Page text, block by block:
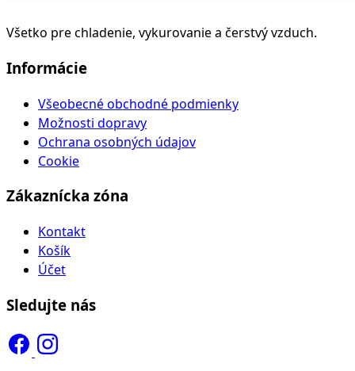
Všetko pre chladenie, vykurovanie a čerstvý vzduch.
Informácie
Všeobecné obchodné podmienky
Možnosti dopravy
Ochrana osobných údajov
Cookie
Zákaznícka zóna
Kontakt
Košík
Účet
Sledujte nás